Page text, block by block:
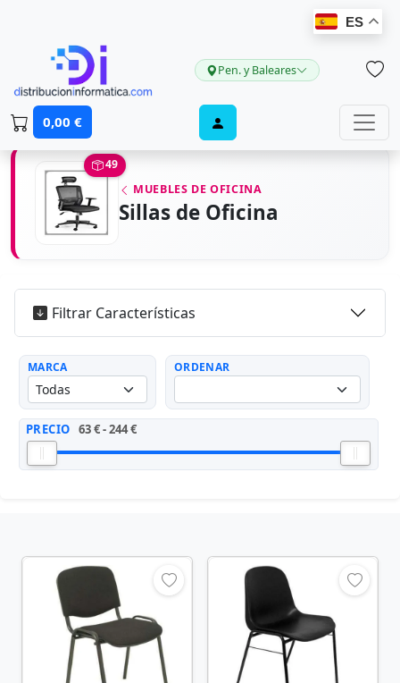
ES
Pen. y Baleares
0,00 €
49
MUEBLES DE OFICINA
Sillas de Oficina
Filtrar Características
MARCA ORDENAR
PRECIO 63 € - 244 €